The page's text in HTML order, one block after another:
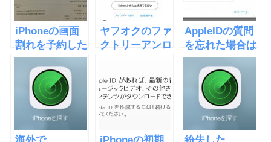
iPhoneの画面
割れを予約した
Genius Barで
修理
ヤフオクのファ
クトリーアンロ
AppleIDの質問
を忘れた場合は
オンラインでリ
セットか電話
海外で
iPhoneの初期
紛失した